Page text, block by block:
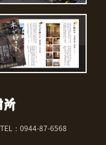
TEL：0944-87-6568